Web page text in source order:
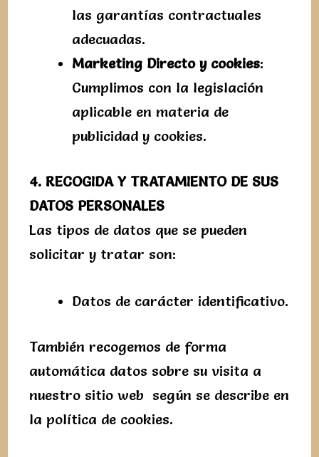
las garantías contractuales
adecuadas.
Marketing Directo y cookies:
Cumplimos con la legislación
aplicable en materia de
publicidad y cookies.
4. RECOGIDA Y TRATAMIENTO DE SUS
DATOS PERSONALES
Las tipos de datos que se pueden
solicitar y tratar son:
Datos de carácter identificativo.
También recogemos de forma
automática datos sobre su visita a
nuestro sitio web según se describe en
la política de cookies.